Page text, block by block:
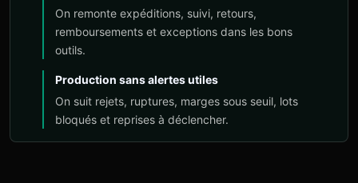
On remonte expéditions, suivi, retours,
remboursements et exceptions dans les bons
outils.
Production sans alertes utiles
On suit rejets, ruptures, marges sous seuil, lots
bloqués et reprises à déclencher.